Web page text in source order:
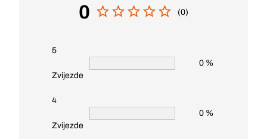
0 (0)
5
Zvijezde
0 %
4
Zvijezde
0 %